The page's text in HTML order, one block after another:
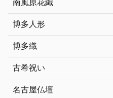
博多人形
博多織
古希祝い
名古屋仏壇